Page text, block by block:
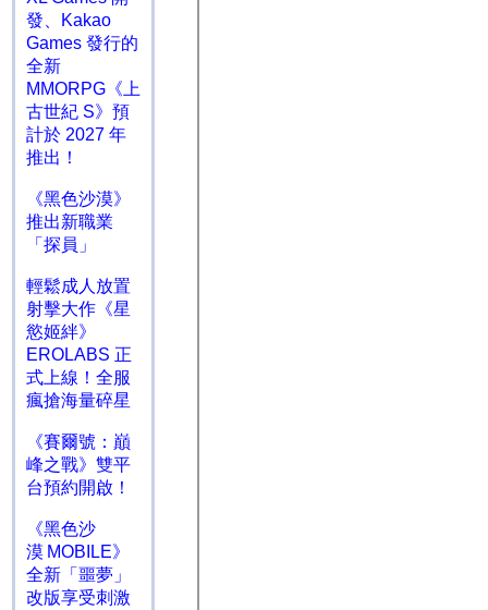
發、Kakao
Games 發行的
全新
MMORPG《上
古世紀 S》預
計於 2027 年
推出！
《黑色沙漠》
推出新職業
「探員」
輕鬆成人放置
射擊大作《星
慾姬絆》
EROLABS 正
式上線！全服
瘋搶海量碎星
《賽爾號：巔
峰之戰》雙平
台預約開啟！
《黑色沙
漠 MOBILE》
全新「噩夢」
改版享受刺激